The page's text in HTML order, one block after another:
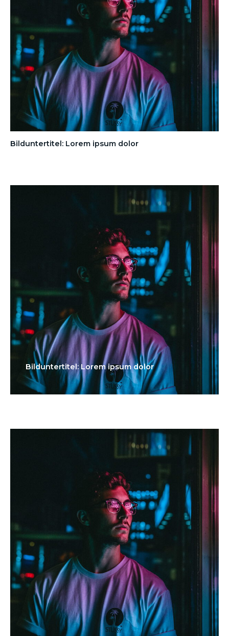
Bilduntertitel: Lorem ipsum dolor
Bilduntertitel: Lorem ipsum dolor